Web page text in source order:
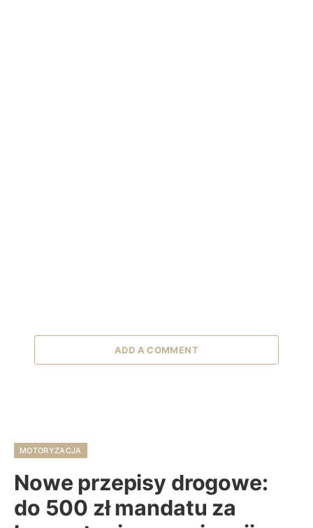
ADD A COMMENT
MOTORYZACJA
Nowe przepisy drogowe:
do 500 zł mandatu za